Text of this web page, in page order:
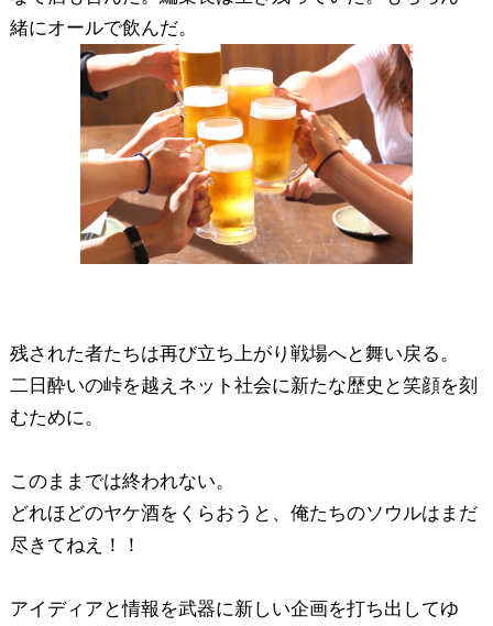
緒にオールで飲んだ。
残された者たちは再び立ち上がり戦場へと舞い戻る。
二日酔いの峠を越えネット社会に新たな歴史と笑顔を刻
むために。
このままでは終われない。
どれほどのヤケ酒をくらおうと、俺たちのソウルはまだ
尽きてねえ！！
アイディアと情報を武器に新しい企画を打ち出してゆ